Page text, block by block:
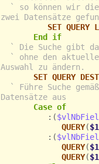
` so können wir die
zwei Datensätze
SET QUERY
End if
` Die Suche gibt
` ohne den
Auswahl zu ändern.
SET QUERY
` Führe Suche
Datensätze aus
Case of
:(
QUERY($1
:(
QUERY($1
QUERY($1